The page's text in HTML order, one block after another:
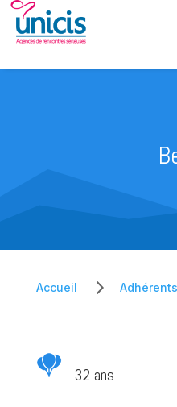
Accueil 5 Adhérents
32 ans